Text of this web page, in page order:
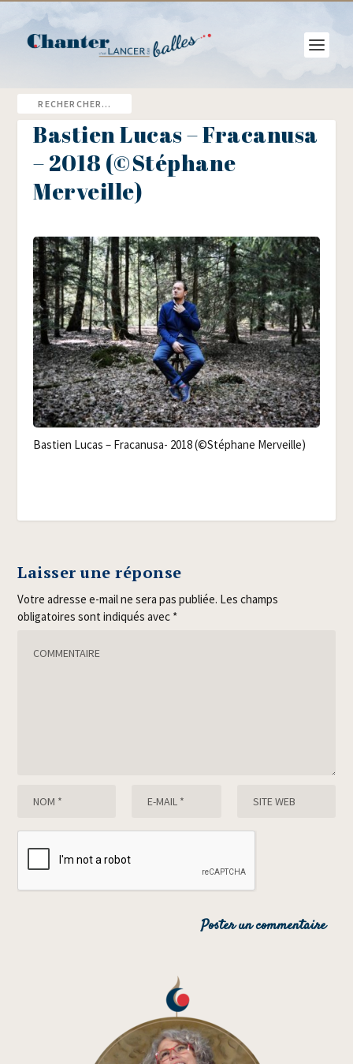
Bastien Lucas – Fracanusa
– 2018 (©Stéphane
Merveille)
Bas­tien Lucas – Fra­ca­nu­sa- 2018 (©Sté­phane Merveille)
Laisser une réponse
Votre adresse e-mail ne sera pas publiée. Les champs
obligatoires sont indiqués avec *